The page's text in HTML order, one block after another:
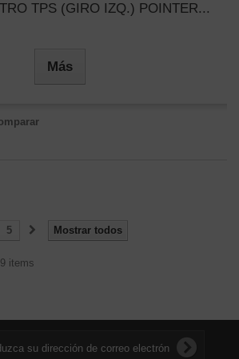
TPS (GIRO IZQ.) POINTER...
Más
Mostrar todos
5
items